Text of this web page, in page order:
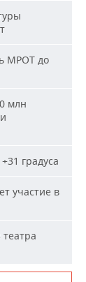
МРОТ до
млн
градуса
участие в